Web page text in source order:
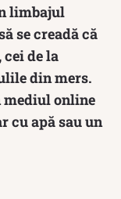
limbajul
se creadă că
cei de la
din mers.
mediul online
cu apă sau un